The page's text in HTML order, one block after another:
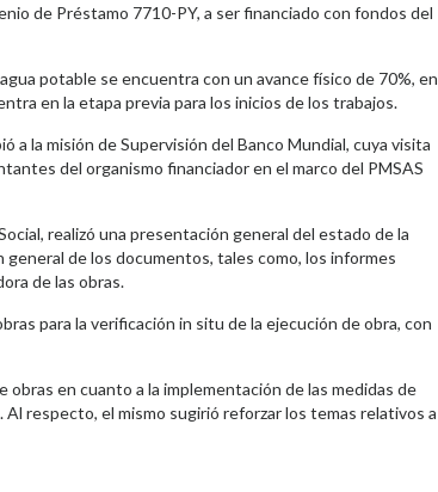
de Préstamo 7710-PY, a ser financiado con fondos del
potable se encuentra con un avance físico de 70%, en
en la etapa previa para los inicios de los trabajos.
a la misión de Supervisión del Banco Mundial, cuya visita
del organismo financiador en el marco del PMSAS
realizó una presentación general del estado de la
de los documentos, tales como, los informes
de las obras.
para la verificación in situ de la ejecución de obra, con
en cuanto a la implementación de las medidas de
respecto, el mismo sugirió reforzar los temas relativos a